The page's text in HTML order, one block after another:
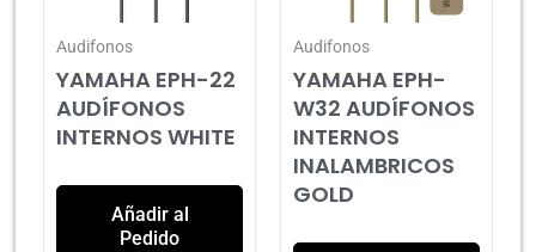
Audifonos
YAMAHA EPH-22
AUDÍFONOS
INTERNOS WHITE
Añadir al
Pedido
Audifonos
YAMAHA EPH-
W32 AUDÍFONOS
INTERNOS
INALAMBRICOS
GOLD